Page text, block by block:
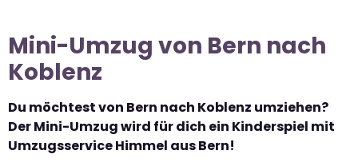
Mini-Umzug von Bern nach
Koblenz
Du möchtest von Bern nach Koblenz umziehen?
Der Mini-Umzug wird für dich ein Kinderspiel mit
Umzugsservice Himmel aus Bern!